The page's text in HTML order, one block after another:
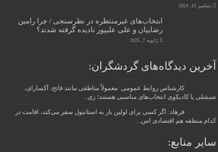
دسامبر 15, 2024
انتخاب‌های غیرمنتظره در نظرسنجی / چرا رامین
رضاییان و علی علیپور نادیده گرفته شدند؟
ژانویه 7, 2025
آخرین دیدگاه‌های گردشگران:
کارشناس روابط عمومی: معمولاً مناطقی مانند فاتح، آکسارای،
شیشلی یا کادیکوی انتخاب‌های مناسبی هستند؛ زی...
فرهاد: اگر کسی برای اولین بار به استانبول سفر می‌کند، اقامت در
کدام منطقه هم اقتصادی اس...
سایر منابع: